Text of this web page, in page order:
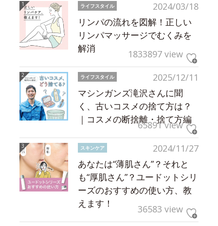
2024/03/18
ライフスタイル
リンパの流れを図解！正しい
リンパマッサージでむくみを
解消
1833897 view
2025/12/11
ライフスタイル
マシンガンズ滝沢さんに聞
く、古いコスメの捨て方は？
｜コスメの断捨離・捨て方編
65891 view
2024/11/27
スキンケア
あなたは“薄肌さん”？それと
も“厚肌さん”？ユードットシリ
ーズのおすすめの使い方、教
えます！
36583 view